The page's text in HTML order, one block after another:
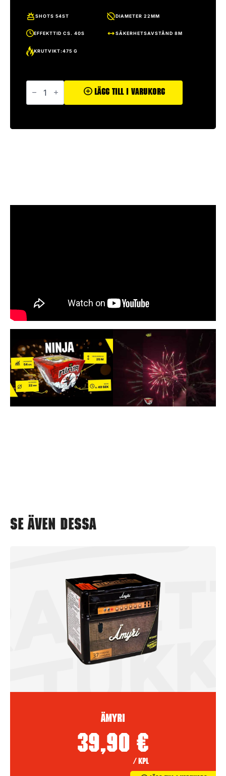
SHOTS 54ST DIAMETER 22MM
EFFEKTTID CS. 40S SÄKERHETSAVSTÅND 8M
KRUTVIKT:475 G
Ninja
mängd
Lägg Till I Varukorg
Se även dessa
Ämyri
39,90 €
/ kpl